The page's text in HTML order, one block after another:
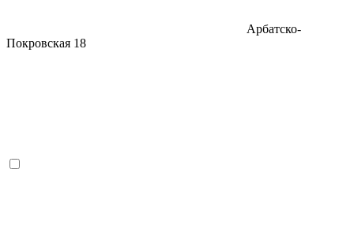
Арбатско-
Покровская 18